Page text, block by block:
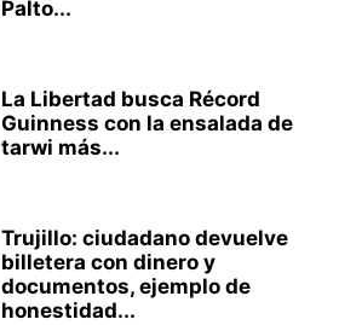
Palto...
La Libertad busca Récord
Guinness con la ensalada de
tarwi más...
Trujillo: ciudadano devuelve
billetera con dinero y
documentos, ejemplo de
honestidad...